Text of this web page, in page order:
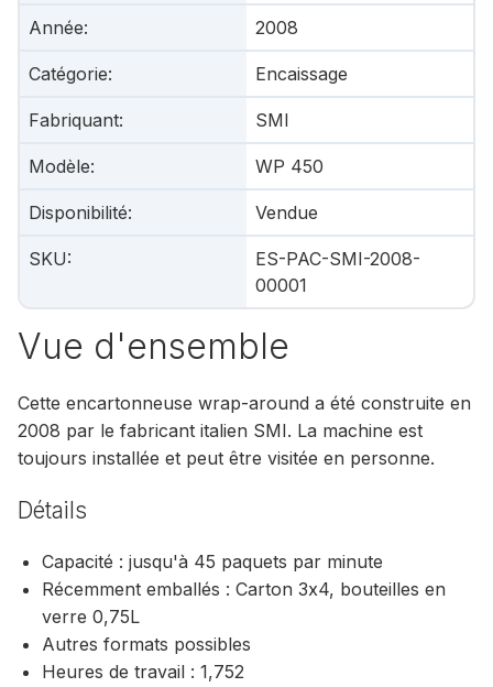
Année: 2008
Catégorie: Encaissage
Fabriquant: SMI
Modèle: WP 450
Disponibilité: Vendue
SKU:
ES-PAC-SMI-2008-
00001
Vue d'ensemble
Cette encartonneuse wrap-around a été construite en
2008 par le fabricant italien SMI. La machine est
toujours installée et peut être visitée en personne.
Détails
Capacité : jusqu'à 45 paquets par minute
Récemment emballés : Carton 3x4, bouteilles en
verre 0,75L
Autres formats possibles
Heures de travail : 1,752